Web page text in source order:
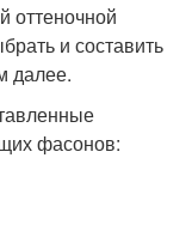
оттеночной
и составить
далее.
фасонов: